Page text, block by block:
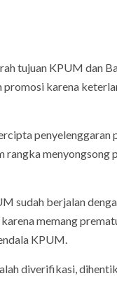
tujuan KPUM dan
promosi karena
penyelenggaran
menyongsong
sudah berjalan
memang
KPUM.
diverifikasi,